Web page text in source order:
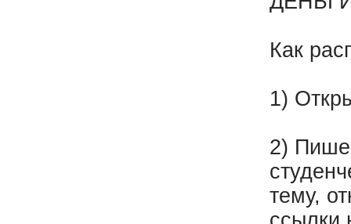
Как
1)
2)
тему,